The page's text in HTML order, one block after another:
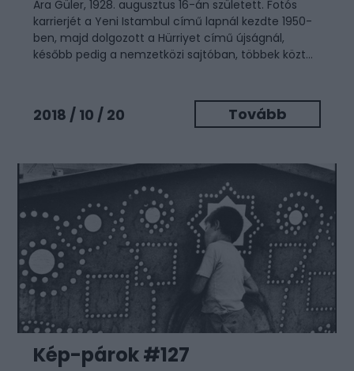
Ara Güler, 1928. augusztus 16-án született. Fotós
karrierjét a Yeni Istambul című lapnál kezdte 1950-
ben, majd dolgozott a Hürriyet című újságnál,
később pedig a nemzetközi sajtóban, többek közt...
2018 / 10 / 20 Tovább
Kép-párok #127